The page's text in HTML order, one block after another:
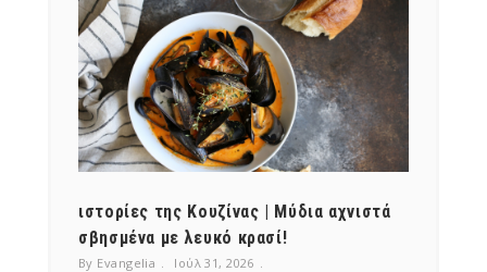
ιστορίες της Κουζίνας | Μύδια αχνιστά
σβησμένα με λευκό κρασί!
By Evangelia
Ιούλ 31, 2026